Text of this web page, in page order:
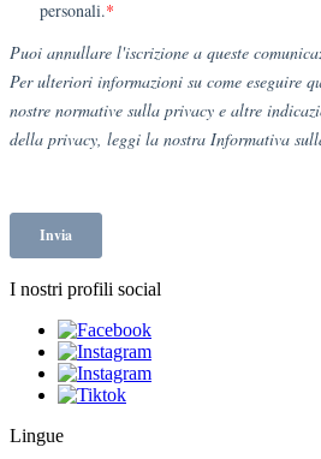
I nostri profili social
Lingue